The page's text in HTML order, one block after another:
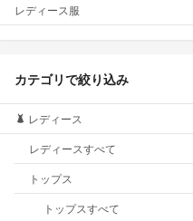
レディース服
カテゴリで絞り込み
レディース
レディースすべて
トップス
トップスすべて